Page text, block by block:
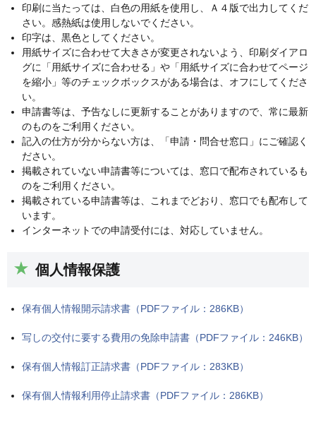
印刷に当たっては、白色の用紙を使用し、Ａ４版で出力してくだ
さい。感熱紙は使用しないでください。
印字は、黒色としてください。
用紙サイズに合わせて大きさが変更されないよう、印刷ダイアロ
グに「用紙サイズに合わせる」や「用紙サイズに合わせてページ
を縮小」等のチェックボックスがある場合は、オフにしてくださ
い。
申請書等は、予告なしに更新することがありますので、常に最新
のものをご利用ください。
記入の仕方が分からない方は、「申請・問合せ窓口」にご確認く
ださい。
掲載されていない申請書等については、窓口で配布されているも
のをご利用ください。
掲載されている申請書等は、これまでどおり、窓口でも配布して
います。
インターネットでの申請受付には、対応していません。
個人情報保護
保有個人情報開示請求書（PDFファイル：286KB）
写しの交付に要する費用の免除申請書（PDFファイル：246KB）
保有個人情報訂正請求書（PDFファイル：283KB）
保有個人情報利用停止請求書（PDFファイル：286KB）